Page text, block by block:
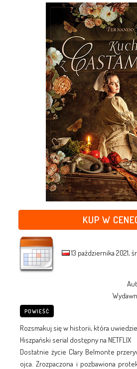
KUP W
13 października 2021,
POWIEŚĆ
Rozsmakuj się w historii, która
Hiszpański serial dostępny na NETFLIX
Dostatnie życie Clary Belmonte
ojca. Zrozpaczona i pozbawiona